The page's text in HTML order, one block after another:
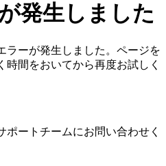
発生しました
ラーが発生しました。ページを
間をおいてから再度お試しく
ポートチームにお問い合わせく